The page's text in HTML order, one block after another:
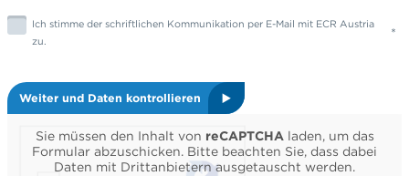
Ich stimme der schriftlichen Kommunikation per E-Mail mit ECR Austria
zu.
Weiter und Daten kontrollieren
Sie müssen den Inhalt von reCAPTCHAladen, um das
Formular abzuschicken. Bitte beachten Sie, dass dabei
Daten mit Drittanbietern ausgetauscht werden.